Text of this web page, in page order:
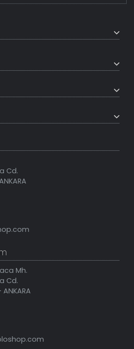
en üst seviyede
kadrosu ile profesyonel işçilikle
Cd.
Mh.
Cd.